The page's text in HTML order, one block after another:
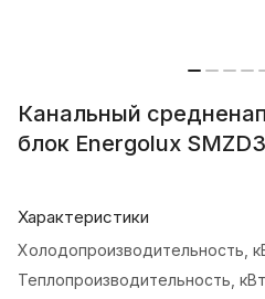
Канальный
блок Energolux
Характеристики
Холодопроизводительность,
Теплопроизводительность, кВт